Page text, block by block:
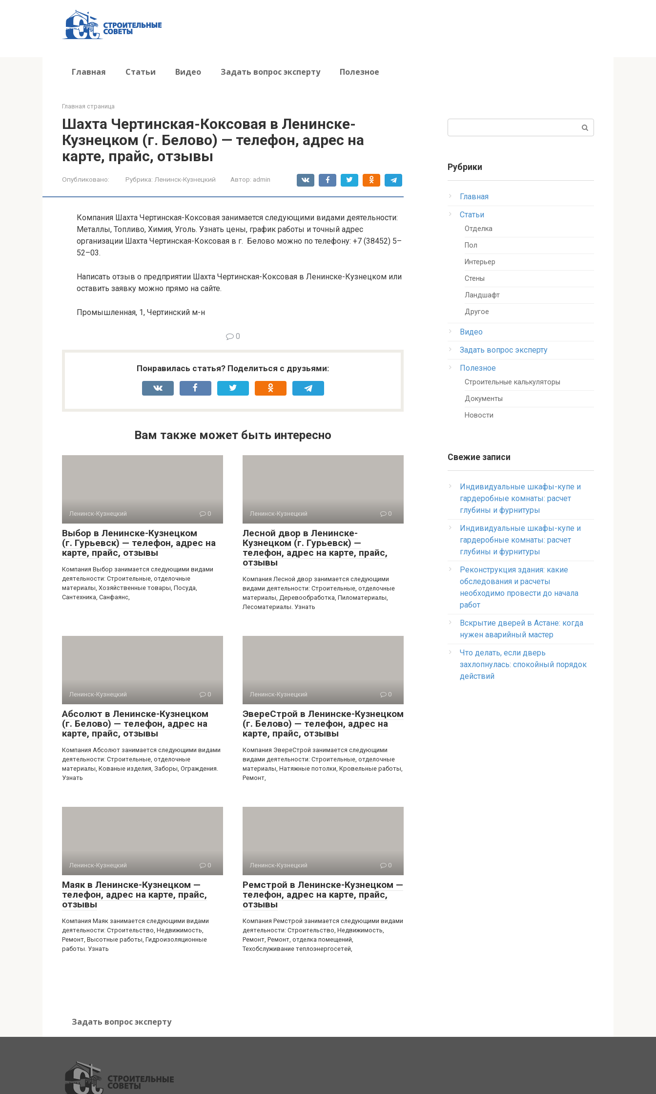
Главная Статьи Видео Задать вопрос эксперту Полезное
Главная страница
Шахта Чертинская-Коксовая в Ленинске-
Кузнецком (г. Белово) — телефон, адрес на
карте, прайс, отзывы
Опубликовано: Рубрика: Ленинск-Кузнецкий Автор: admin
Компания Шахта Чертинская-Коксовая занимается следующими видами деятельности:
Металлы, Топливо, Химия, Уголь. Узнать цены, график работы и точный адрес
организации Шахта Чертинская-Коксовая в г. Белово можно по телефону: +7 (38452) 5–
52–03.
Написать отзыв о предприятии Шахта Чертинская-Коксовая в Ленинске-Кузнецком или
оставить заявку можно прямо на сайте.
Промышленная, 1, Чертинский м-н
0
Понравилась статья? Поделиться с друзьями:
Вам также может быть интересно
Ленинск-Кузнецкий 0
Выбор в Ленинске-Кузнецком
(г. Гурьевск) — телефон, адрес на
карте, прайс, отзывы
Компания Выбор занимается следующими видами
деятельности: Строительные, отделочные
материалы, Хозяйственные товары, Посуда,
Сантехника, Санфаянс,
Ленинск-Кузнецкий 0
Лесной двор в Ленинске-
Кузнецком (г. Гурьевск) —
телефон, адрес на карте, прайс,
отзывы
Компания Лесной двор занимается следующими
видами деятельности: Строительные, отделочные
материалы, Деревообработка, Пиломатериалы,
Лесоматериалы. Узнать
Ленинск-Кузнецкий 0
Абсолют в Ленинске-Кузнецком
(г. Белово) — телефон, адрес на
карте, прайс, отзывы
Компания Абсолют занимается следующими видами
деятельности: Строительные, отделочные
материалы, Кованые изделия, Заборы, Ограждения.
Узнать
Ленинск-Кузнецкий 0
ЭвереСтрой в Ленинске-Кузнецком
(г. Белово) — телефон, адрес на
карте, прайс, отзывы
Компания ЭвереСтрой занимается следующими
видами деятельности: Строительные, отделочные
материалы, Натяжные потолки, Кровельные работы,
Ремонт,
Ленинск-Кузнецкий 0
Маяк в Ленинске-Кузнецком —
телефон, адрес на карте, прайс,
отзывы
Компания Маяк занимается следующими видами
деятельности: Строительство, Недвижимость,
Ремонт, Высотные работы, Гидроизоляционные
работы. Узнать
Ленинск-Кузнецкий 0
Ремстрой в Ленинске-Кузнецком —
телефон, адрес на карте, прайс,
отзывы
Компания Ремстрой занимается следующими видами
деятельности: Строительство, Недвижимость,
Ремонт, Ремонт, отделка помещений,
Техобслуживание теплоэнергосетей,
Рубрики
Главная
Статьи
Отделка
Пол
Интерьер
Стены
Ландшафт
Другое
Видео
Задать вопрос эксперту
Полезное
Строительные калькуляторы
Документы
Новости
Свежие записи
Индивидуальные шкафы-купе и
гардеробные комнаты: расчет
глубины и фурнитуры
Индивидуальные шкафы-купе и
гардеробные комнаты: расчет
глубины и фурнитуры
Реконструкция здания: какие
обследования и расчеты
необходимо провести до начала
работ
Вскрытие дверей в Астане: когда
нужен аварийный мастер
Что делать, если дверь
захлопнулась: спокойный порядок
действий
Задать вопрос эксперту